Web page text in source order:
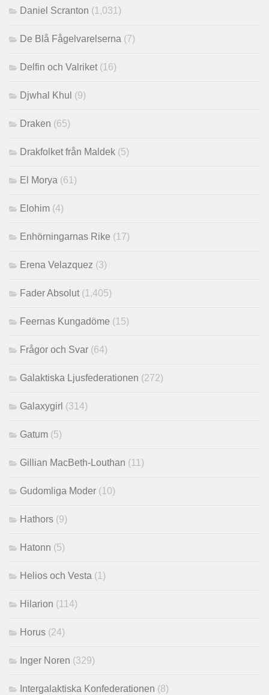
Daniel Scranton (1,031)
De Blå Fågelvarelserna (7)
Delfin och Valriket (16)
Djwhal Khul (9)
Draken (65)
Drakfolket från Maldek (5)
El Morya (61)
Elohim (4)
Enhörningarnas Rike (17)
Erena Velazquez (3)
Fader Absolut (1,405)
Feernas Kungadöme (15)
Frågor och Svar (64)
Galaktiska Ljusfederationen (272)
Galaxygirl (314)
Gatum (5)
Gillian MacBeth-Louthan (11)
Gudomliga Moder (10)
Hathors (9)
Hatonn (5)
Helios och Vesta (1)
Hilarion (114)
Horus (24)
Inger Noren (329)
Intergalaktiska Konfederationen (8)